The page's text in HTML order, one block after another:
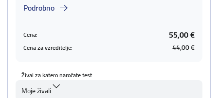
Podrobno
Cena: 55,00 €
Cena za vzreditelje: 44,00 €
Žival za katero naročate test
Moje živali